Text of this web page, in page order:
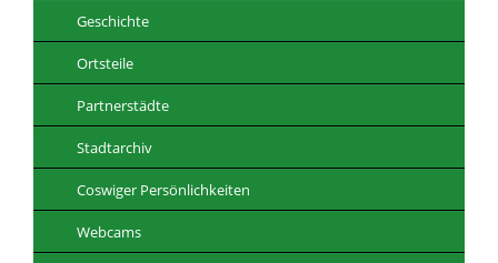
Geschichte
Ortsteile
Partnerstädte
Stadtarchiv
Coswiger Persönlichkeiten
Webcams